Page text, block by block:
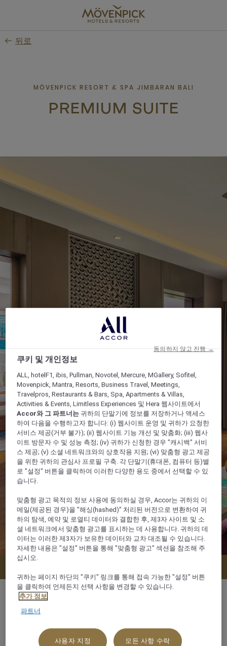
content
뒤로
MÖVENPICK RESORT & SPA JIMBARAN BALI
PREMIUM SUITE
78 m²
쿠키 및 개인정보
ALL, hotelF1, ibis, Pullman, Novotel, Mercure, MGallery, Sofitel,
Movenpick, Mantra, Resorts, Business Travel, Meetings,
Travelpros, Restaurants & Bars, Spa, Apartments & Villas,
Activities & Events, Limitless Experiences 및 Hera 웹사이트에서
Accor와 그 파트너는 귀하의 단말기에 정보를 저장하거나 액세스
하여 다음을 수행하고자 합니다: (i) 웹사이트 운영 및 귀하가 요청한
서비스 제공(거부 불가); (ii) 웹사이트 기능 개선 및 맞춤화; (iii) 웹사
이트 방문자 수 및 성능 측정; (iv) 귀하가 신청한 경우 "캐시백" 서비
스 제공; (v) 소셜 네트워크와의 상호작용 지원; (vi) 맞춤형 광고 제공
을 위한 귀하의 관심사 프로필 구축. 각 단말기(휴대폰, 컴퓨터 등)별
로 "설정" 버튼을 클릭하여 이러한 다양한 용도 중에서 선택할 수 있
습니다.
맞춤형 광고 목적의 정보 사용에 동의하실 경우, Accor는 귀하의 이
메일(제공된 경우)을 "해싱(hashed)" 처리된 버전으로 변환하여 귀
하의 탐색, 예약 및 로열티 데이터와 결합한 후, 제3자 사이트 및 소
셜 네트워크에서 맞춤형 광고를 표시하는 데 사용합니다. 귀하의 데
이터는 이러한 제3자가 보유한 데이터와 교차 대조될 수 있습니다.
자세한 내용은 "설정" 버튼을 통해 "맞춤형 광고" 섹션을 참조해 주
십시오.
귀하는 페이지 하단의 "쿠키" 링크를 통해 접속 가능한 "설정" 버튼
을 클릭하여 언제든지 선택 사항을 변경할 수 있습니다.
추가 정보
파트너
사용자 지정 모든 사항 수락
동의하지 않고 진행 →